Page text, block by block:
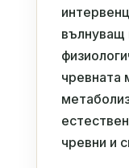
вълнуващ
чревната
чревни и